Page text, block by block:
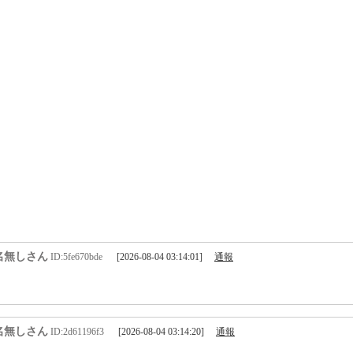
無しさん ID:5fe670bde [2026-08-04 03:14:01] 通報
無しさん ID:2d61196f3 [2026-08-04 03:14:20] 通報